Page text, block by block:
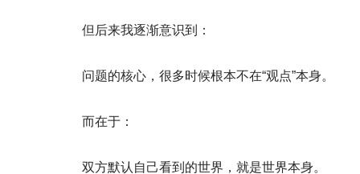
但后来我逐渐意识到：
问题的核心，很多时候根本不在“观点”本身。
而在于：
双方默认自己看到的世界，就是世界本身。